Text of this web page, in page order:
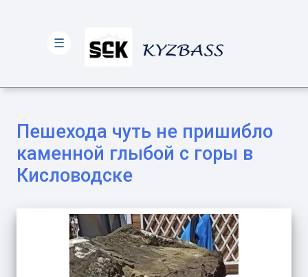
Пешехода чуть не пришибло
каменной глыбой с горы в
Кисловодске
☰